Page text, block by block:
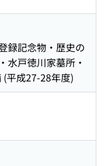
録記念物・歴史の
水戸徳川家墓所・
平成27-28年度)